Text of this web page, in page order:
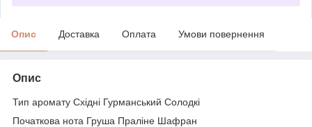
Опис Доставка Оплата Умови повернення
Опис
Тип аромату Східні Гурманський Солодкі
Початкова нота Груша Праліне Шафран